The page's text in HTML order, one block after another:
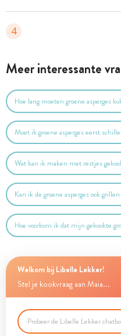
4
Meer interessante
Hoe lang moeten groene asperges
Moet ik groene asperges eerst
Wat kan ik maken met restjes
Kan ik de groene asperges ook
Hoe voorkom ik dat mijn gekookte
Welkom bij Libelle Lekker!
Stel je kookvraag aan Maia...